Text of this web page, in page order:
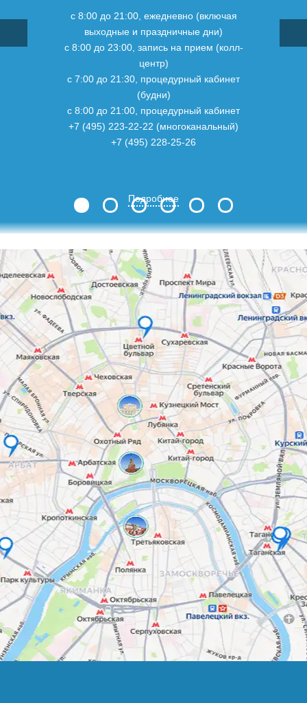
с 8:00 до 21:00, ежедневно (включая
выходные и праздничные дни)
с 8:00 до 23:00, запись на прием (колл-
центр)
с 7:00 до 21:30, процедурный кабинет
(будни)
с 8:00 до 21:00, процедурный кабинет
+7 (495) 223-22-22 (многоканальный)
+7 (495) 228-25-26
Подробнее